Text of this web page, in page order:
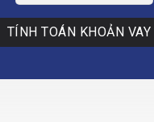
TÍNH TOÁN KHOẢN VAY